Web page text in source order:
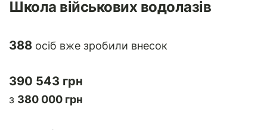
Школа військових водолазів
388 осіб вже зробили внесок
390 543 грн
з 380 000 грн